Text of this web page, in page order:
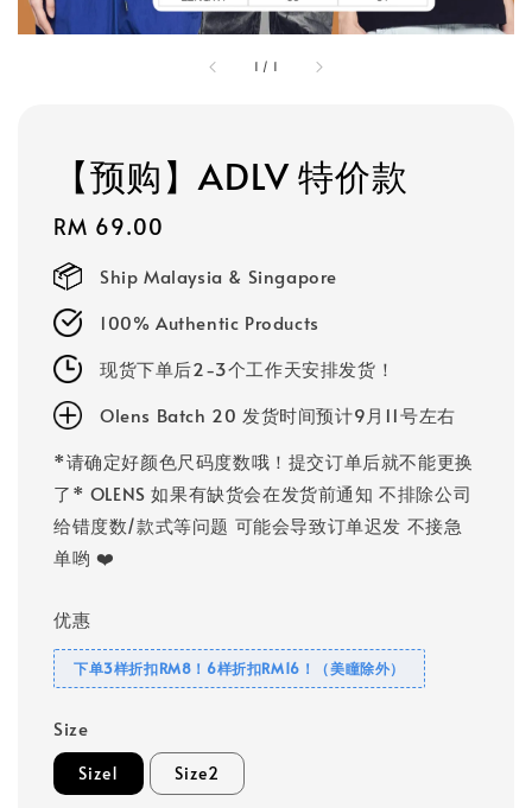
1 / 1
【预购】ADLV 特价款
Regular
price
RM 69.00
Ship Malaysia & Singapore
100% Authentic Products
现货下单后2-3个工作天安排发货！
Olens Batch 20 发货时间预计9月11号左右
*请确定好颜色尺码度数哦！提交订单后就不能更换
了* OLENS 如果有缺货会在发货前通知 不排除公司
给错度数/款式等问题 可能会导致订单迟发 不接急
单哟 ❤️
优惠
下单3样折扣RM8！6样折扣RM16！（美瞳除外）
Size
Size1 Size2